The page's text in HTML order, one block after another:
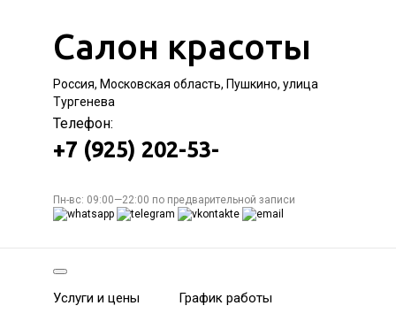
Салон красоты
Россия, Московская область, Пушкино, улица
Тургенева
Телефон:
+7 (925) 202-53-
Пн-вс: 09:00—22:00 по предварительной записи
Услуги и цены График работы